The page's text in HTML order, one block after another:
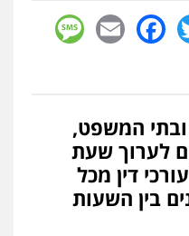
עו"ד
– משרד עו"ד
מעצרים וחקירות
Twitter
Facebook
Email
המשפט,
לערוך שעת
דין מכל
בין השעות